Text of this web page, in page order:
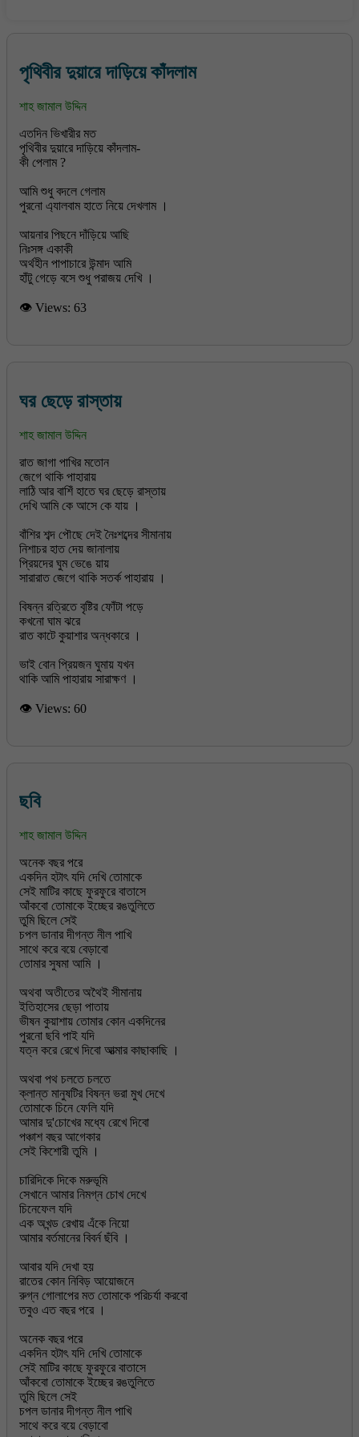
পৃথিবীর দুয়ারে দাড়িয়ে কাঁদলাম
শাহ জামাল উদ্দিন
এতদিন ভিখারীর মত
পৃথিবীর দুয়ারে দাড়িয়ে কাঁদলাম-
কী পেলাম ?
আমি শুধু বদলে গেলাম
পুরনো এ্যালবাম হাতে নিয়ে দেখলাম ।
আয়নার পিছনে দাঁড়িয়ে আছি
নিঃসঙ্গ একাকী
অর্থহীন পাপাচারে উন্মাদ আমি
👁 Views: 63
ঘর ছেড়ে রাস্তায়
শাহ জামাল উদ্দিন
রাত জাগা পাখির মতোন
জেগে থাকি পাহারায়
লাঠি আর বাশিঁ হাতে ঘর ছেড়ে রাস্তায়
দেখি আমি কে আসে কে যায় ।
বাঁশির শব্দ পৌছে দেই নৈঃশব্দের সীমানায়
নিশাচর হাত দেয় জানালায়
প্রিয়দের ঘুম ভেঙে য়ায়
সারারাত জেগে থাকি সতর্ক পাহারায় ।
বিষন্ন রত্রিতে বৃষ্টির ফোঁটা পড়ে
কখনো ঘাম ঝরে
রাত কাটে কুয়াশার অন্ধকারে ।
ভাই বোন প্রিয়জন ঘুমায় যখন
👁 Views: 60
ছবি
শাহ জামাল উদ্দিন
অনেক বছর পরে
একদিন হটাৎ যদি দেখি তোমাকে
সেই মাটির কাছে ফুরফুরে বাতাসে
আঁকবো তোমাকে ইচ্ছের রঙতুলিতে
তুমি ছিলে সেই
চপল ডানার দীগন্ত নীল পাখি
সাথে করে বয়ে বেড়াবো
তোমার সুষমা আমি ।
অথবা অতীতের অথৈই সীমানায়
ইতিহাসের ছেড়া পাতায়
ভীষন কুয়াশায় তোমার কোন একদিনের
পুরনো ছবি পাই যদি
যত্ন করে রেখে দিবো আত্মার কাছাকাছি ।
অথবা পথ চলতে চলতে
ক্লান্ত মানুষটির বিষন্ন ভরা মুখ দেখে
তোমাকে চিনে ফেলি যদি
আমার দু'চোখের মধ্যে রেখে দিবো
পঞ্চাশ বছর আগেকার
সেই কিশোরী তুমি ।
চারিদিকে দিকে মরুভূমি
সেখানে আমার নিমগ্ন চোখ দেখে
চিনেফেল যদি
এক অখন্ড রেখায় এঁকে নিয়ো
আমার বর্তমানের বিবর্ন ছঁবি ।
আবার যদি দেখা হয়
রাতের কোন নিবিড় আয়োজনে
রুগ্ন গোলাপের মত তোমাকে পরিচর্যা করবো
তবুও এত বছর পরে ।
অনেক বছর পরে
একদিন হটাৎ যদি দেখি তোমাকে
সেই মাটির কাছে ফুরফুরে বাতাসে
আঁকবো তোমাকে ইচ্ছের রঙতুলিতে
তুমি ছিলে সেই
চপল ডানার দীগন্ত নীল পাখি
সাথে করে বয়ে বেড়াবো